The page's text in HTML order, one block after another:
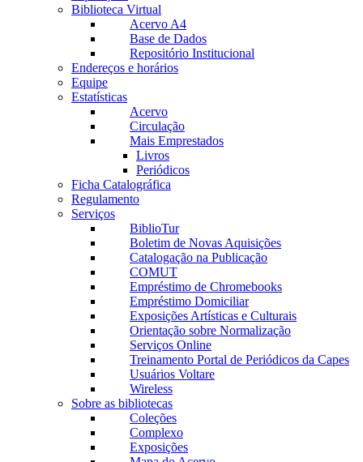
Biblioteca Virtual
Acervo A4
Base de Dados
Repositório Institucional
Endereços e horários
Equipe
Estatísticas
Acervo
Circulação
Mais Emprestados
Livros
Periódicos
Ficha Catalográfica
Regulamento
Serviços
BiblioTur
Boletim de Novas Aquisições
Catalogação na Publicação
COMUT
Empréstimo de Chromebooks
Empréstimo Domiciliar
Exposições Artísticas e Culturais
Orientação sobre Normalização
Serviços Online
Treinamento Portal de Periódicos da Capes
Usuários Voltare
Wireless
Sobre as bibliotecas
Coleções
Complexo
Exposições